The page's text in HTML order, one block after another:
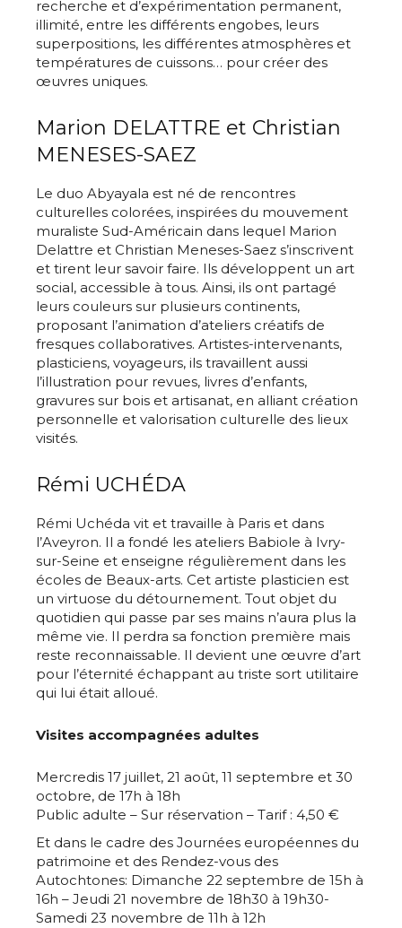
Nom
Prénom
Adresse email*
recherche et d’expérimentation permanent,
illimité, entre les différents engobes, leurs
superpositions, les différentes atmosphères et
températures de cuissons… pour créer des
œuvres uniques.
Marion DELATTRE et Christian
MENESES-SAEZ
Le duo Abyayala est né de rencontres
culturelles colorées, inspirées du mouvement
muraliste Sud-Américain dans lequel Marion
Delattre et Christian Meneses-Saez s’inscrivent
et tirent leur savoir faire. Ils développent un art
social, accessible à tous. Ainsi, ils ont partagé
leurs couleurs sur plusieurs continents,
proposant l’animation d’ateliers créatifs de
fresques collaboratives. Artistes-intervenants,
plasticiens, voyageurs, ils travaillent aussi
l’illustration pour revues, livres d’enfants,
gravures sur bois et artisanat, en alliant création
personnelle et valorisation culturelle des lieux
visités.
Rémi UCHÉDA
Rémi Uchéda vit et travaille à Paris et dans
l’Aveyron. Il a fondé les ateliers Babiole à Ivry-
sur-Seine et enseigne régulièrement dans les
écoles de Beaux-arts. Cet artiste plasticien est
un virtuose du détournement. Tout objet du
quotidien qui passe par ses mains n’aura plus la
même vie. Il perdra sa fonction première mais
reste reconnaissable. Il devient une œuvre d’art
pour l’éternité échappant au triste sort utilitaire
qui lui était alloué.
Visites accompagnées adultes
Mercredis 17 juillet, 21 août, 11 septembre et 30
octobre, de 17h à 18h
Public adulte – Sur réservation – Tarif : 4,50 €
Et dans le cadre des Journées européennes du
patrimoine et des Rendez-vous des
Autochtones: Dimanche 22 septembre de 15h à
16h – Jeudi 21 novembre de 18h30 à 19h30-
Samedi 23 novembre de 11h à 12h